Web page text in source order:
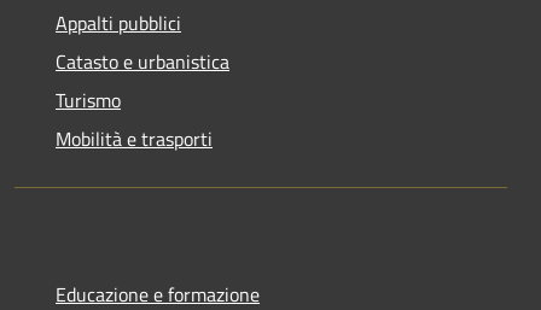
Appalti pubblici
Catasto e urbanistica
Turismo
Mobilità e trasporti
Educazione e formazione